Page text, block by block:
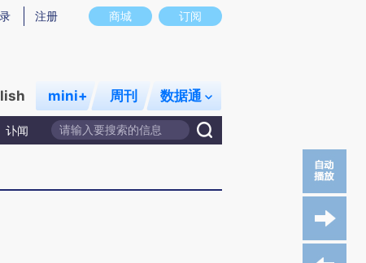
商城 订阅
注册
mini+ 周刊 数据通
讣闻